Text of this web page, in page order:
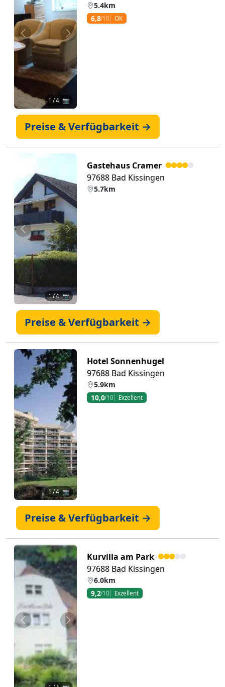
Zurück Weiter
1 / 4 📷
5.4km
6,8/10 OK
Preise & Verfügbarkeit →
Zurück Weiter
1/ 4 📷
Gastehaus Cramer
97688 Bad Kissingen
5.7km
Preise & Verfügbarkeit →
Zurück Weiter
1/ 4 📷
Hotel Sonnenhugel
97688 Bad Kissingen
5.9km
10,0/10 Exzellent
Preise & Verfügbarkeit →
Zurück Weiter
Kurvilla am Park
97688 Bad Kissingen
6.0km
9,2/10 Exzellent